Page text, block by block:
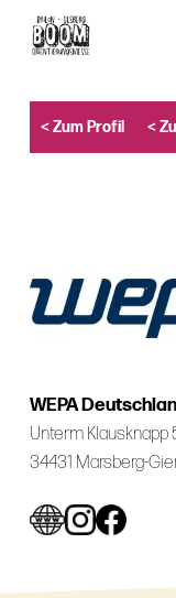
content
< Zum Profil <
WEPA
Unterm Klausknapp
34431 Marsberg-